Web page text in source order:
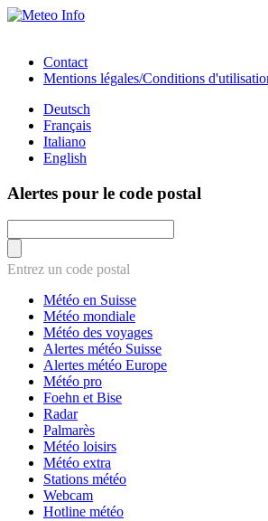
Contact
Mentions légales/Conditions
Deutsch
Français
Italiano
English
Alertes pour le code postal
Entrez un code postal
Météo en Suisse
Météo mondiale
Météo des voyages
Alertes météo Suisse
Alertes météo Europe
Météo pro
Foehn et Bise
Radar
Palmarès
Météo loisirs
Météo extra
Stations météo
Webcam
Hotline météo